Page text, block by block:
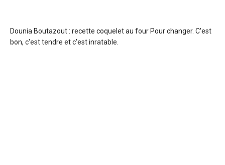
Dounia Boutazout : recette coquelet au four Pour changer. C'est
bon, c'est tendre et c'est inratable.